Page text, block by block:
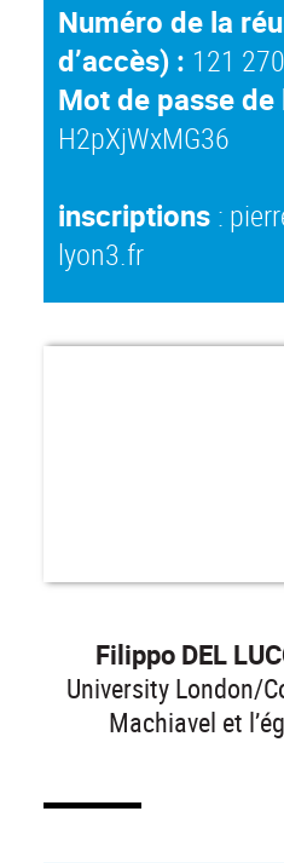
Numéro de la
d’accès) : 121
Mot de passe de
H2pXjWxMG36
inscriptions :
lyon3.fr
Filippo DEL
University London/
Machiavel et